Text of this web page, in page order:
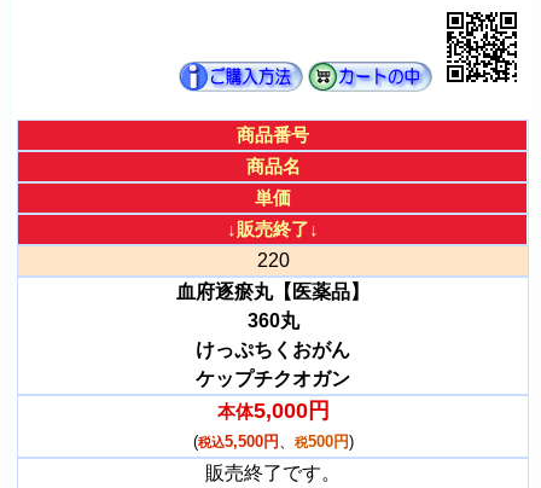
商品番号
商品名
単価
↓販売終了↓
220
血府逐瘀丸【医薬品】
360丸
けっぷちくおがん
ケップチクオガン
本体5,000円
(税込5,500円 、 税500円)
販売終了です。